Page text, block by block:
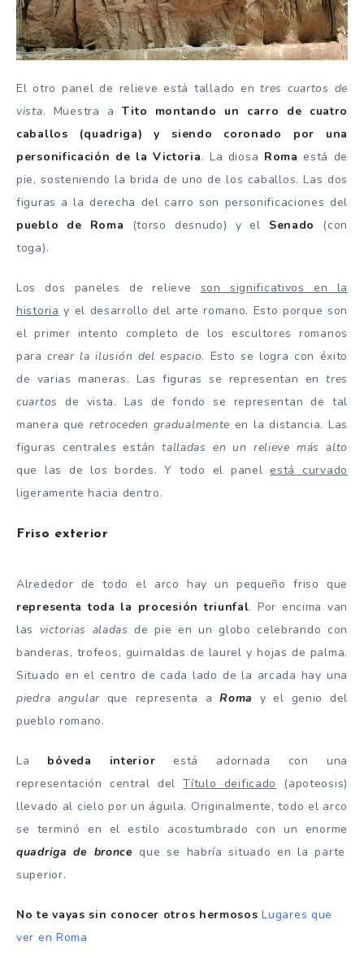
El otro panel de relieve está tallado entres cuartos de
vista. Muestra aTito montando un carro de cuatro
caballos (quadriga) y siendo coronado por una
personificación de la Victoria. La diosa Roma está de
pie, sosteniendo la brida de uno de los caballos. Las dos
figuras a la derecha del carro son personificaciones del
pueblo de Roma (torso desnudo) y el Senado
(con
toga).
Los dos paneles de relieve son significativos en la
historia y el desarrollo del arte romano. Esto porque son
el primer intento completo de los escultores romanos
paracrear la ilusión del espacio. Esto se logra con éxito
de varias maneras. Las figuras se representan entres
cuartos
de vista. Las de fondo se representan de tal
manera que retroceden gradualmente en la distancia. Las
figuras centrales estántalladas en un relieve más alto
que las de los bordes. Y todo el panel está curvado
ligeramente hacia dentro.
Friso exterior
Alrededor de todo el arco hay un pequeño friso que
representa toda la procesión triunfal. Por encima van
las victorias aladas de pie en un globo celebrando con
banderas, trofeos, guirnaldas de laurel y hojas de palma.
Situado en el centro de cada lado de la arcada hay una
piedra angularque representa aRoma y el genio del
pueblo romano.
La bóveda interior está adornada con una
representación central delTítulo deificado
(apoteosis)
llevado al cielo por un águila. Originalmente, todo el arco
se terminó en el estilo acostumbrado con un enorme
quadriga de bronce que se habría situado en la parte
superior.
No te vayas sin conocer otros hermososLugares que
ver en Roma